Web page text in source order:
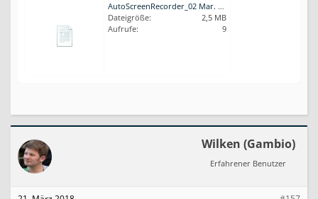
AutoScreenRecorder_02 Mar. 21 17.01.avi.zip
Dateigröße:
2,5 MB
Aufrufe:
9
Wilken (Gambio)
Erfahrener Benutzer